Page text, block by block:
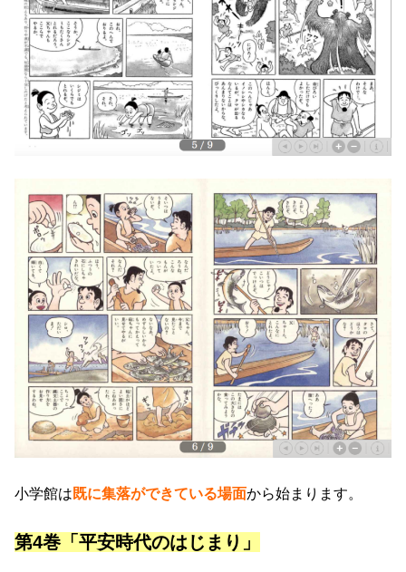
小学館は 既に集落ができている場面から始まります。
第4巻「平安時代のはじまり」